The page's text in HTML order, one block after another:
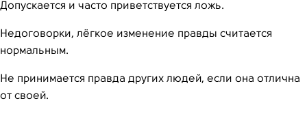
Допускается и часто приветствуется ложь.
Недоговорки, лёгкое изменение правды считается
нормальным.
Не принимается правда других людей, если она отлична
от своей.